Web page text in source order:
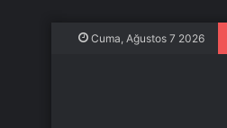
Cuma, Ağustos 7 2026